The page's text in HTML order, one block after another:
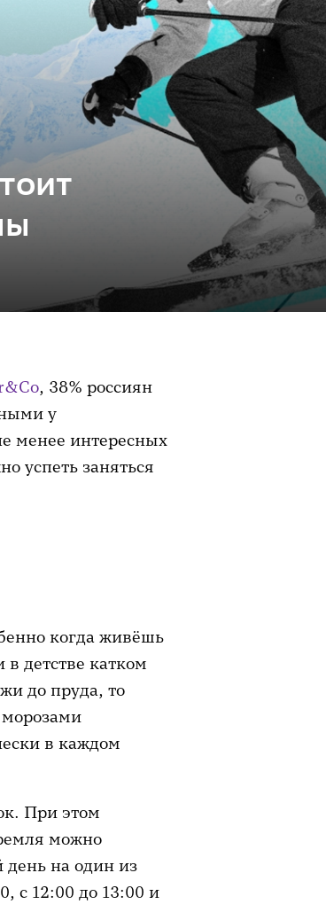
, 38% россиян
у
менее интересных
успеть заняться
когда живёшь
детстве катком
до пруда, то
в каждом
При этом
можно
день на один из
с 12:00 до 13:00 и